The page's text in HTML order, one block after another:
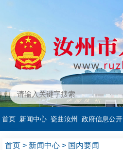
首页 新闻中心 瓷曲汝州 政府信息公开
首页 > 新闻中心 > 国内要闻